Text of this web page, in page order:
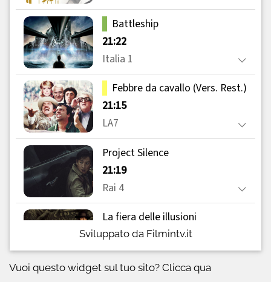
Sviluppato da Filmintv.it
Vuoi questo widget sul tuo sito? Clicca qua